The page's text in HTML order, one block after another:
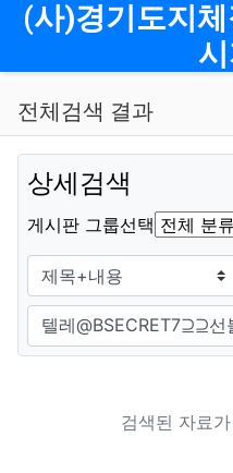
메뉴
(사)경기도지
전체검색 결과
상세검색
그룹
게시판 그룹선택
검색조건
검색어
검색된 자료